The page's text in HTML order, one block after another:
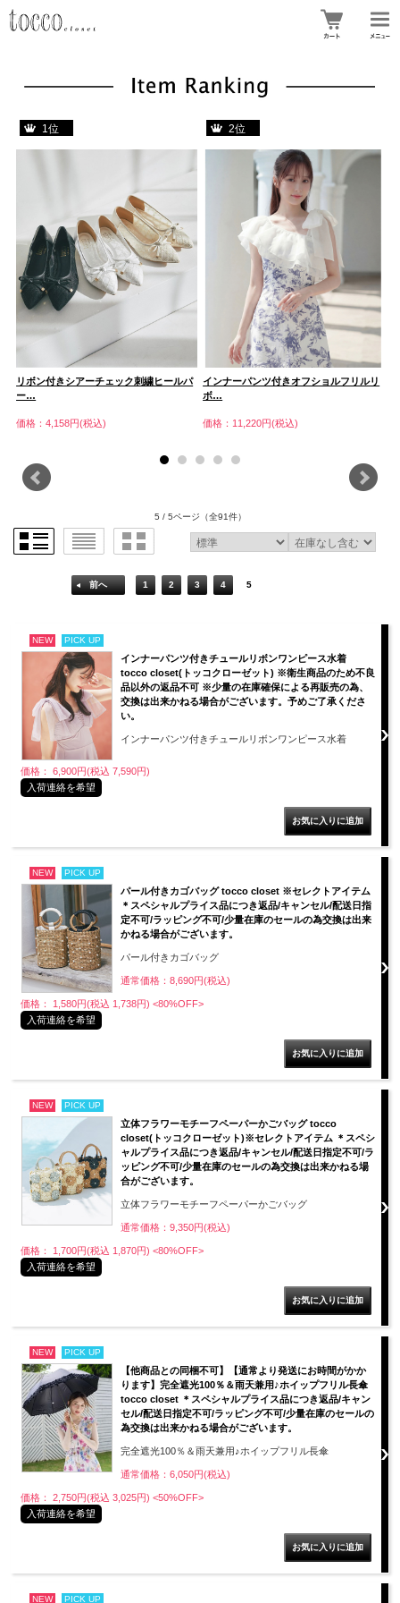
1位
リボン付きシアーチェック刺繍ヒールパ
ー…
価格：4,158円(税込)
2位
インナーパンツ付きオフショルフリルリ
ボ…
価格：11,220円(税込)
5 / 5ページ （全91件）
前へ 1 2 3 4 5
NEW PICK UP
インナーパンツ付きチュールリボンワンピース水着
tocco closet(トッコクローゼット) ※衛生商品のため不良
品以外の返品不可 ※少量の在庫確保による再販売の為、
交換は出来かねる場合がございます。予めご了承くださ
い。
インナーパンツ付きチュールリボンワンピース水着
価格： 6,900円(税込 7,590円)
入荷連絡を希望
NEW PICK UP
パール付きカゴバッグ tocco closet ※セレクトアイテム
＊スペシャルプライス品につき返品/キャンセル/配送日指
定不可/ラッピング不可/少量在庫のセールの為交換は出来
かねる場合がございます。
パール付きカゴバッグ
通常価格：8,690円(税込)
価格： 1,580円(税込 1,738円) <80%OFF>
入荷連絡を希望
NEW PICK UP
立体フラワーモチーフペーパーかごバッグ tocco
closet(トッコクローゼット)※セレクトアイテム ＊スペシ
ャルプライス品につき返品/キャンセル/配送日指定不可/ラ
ッピング不可/少量在庫のセールの為交換は出来かねる場
合がございます。
立体フラワーモチーフペーパーかごバッグ
通常価格：9,350円(税込)
価格： 1,700円(税込 1,870円) <80%OFF>
入荷連絡を希望
NEW PICK UP
【他商品との同梱不可】【通常より発送にお時間がかか
ります】完全遮光100％＆雨天兼用♪ホイップフリル長傘
tocco closet ＊スペシャルプライス品につき返品/キャン
セル/配送日指定不可/ラッピング不可/少量在庫のセールの
為交換は出来かねる場合がございます。
完全遮光100％＆雨天兼用♪ホイップフリル長傘
通常価格：6,050円(税込)
価格： 2,750円(税込 3,025円) <50%OFF>
入荷連絡を希望
NEW PICK UP